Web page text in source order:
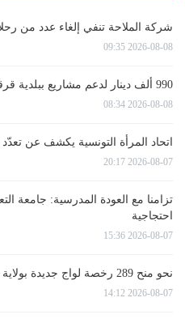
شركة الملاحة تنفي إلغاء عدد من
2026-08-08 09:35
990 ألف دينار لدعم مشاريع ببلدية قرقنة
2026-08-08 08:34
اتحاد المرأة التونسية يكشف عن
2026-08-07 20:17
تزامنا مع العودة المدرسية: جامعة
احتجاجية
2026-08-07 15:36
نحو منح 289 رخصة لواج جديدة بولاية صفاقس
2026-08-07 14:12